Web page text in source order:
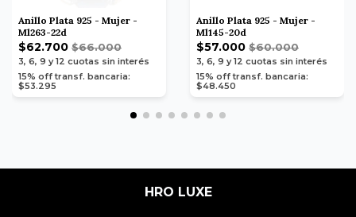
Anillo Plata 925 - Mujer -
Ml263-22d
$62.700 $66.000
3, 6, 9 y 12 cuotas sin interés
15% off transf. bancaria:
$53.295
Anillo Plata 925 - Mujer -
Ml145-20d
$57.000 $60.000
3, 6, 9 y 12 cuotas sin interés
15% off transf. bancaria:
$48.450
HRO LUXE